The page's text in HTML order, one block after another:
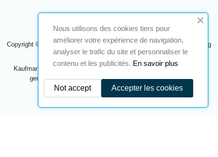
Copyright © 2024 A2S ATEX. Alle Rechte vorbehalten. Eine Realisierung
Navilog
Kaufmann, der von der offensichtlichen Meinung des Unternehmens
genehmigt wurde,Klicken Sie hier, um es zu überprüfen.
Nous utilisons des cookies tiers pour
améliorer votre expérience de navigation,
analyser le trafic du site et personnaliser le
contenu et les publicités. En savoir plus
Accepter les cookies
Not accept